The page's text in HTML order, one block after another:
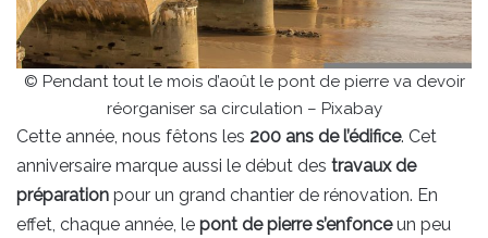
© Pendant tout le mois d’août le pont de pierre va devoir
réorganiser sa circulation – Pixabay
Cette année, nous fêtons les 200 ans de l’édifice. Cet
anniversaire marque aussi le début des travaux de
préparation pour un grand chantier de rénovation. En
effet, chaque année, le pont de pierre s’enfonceun peu